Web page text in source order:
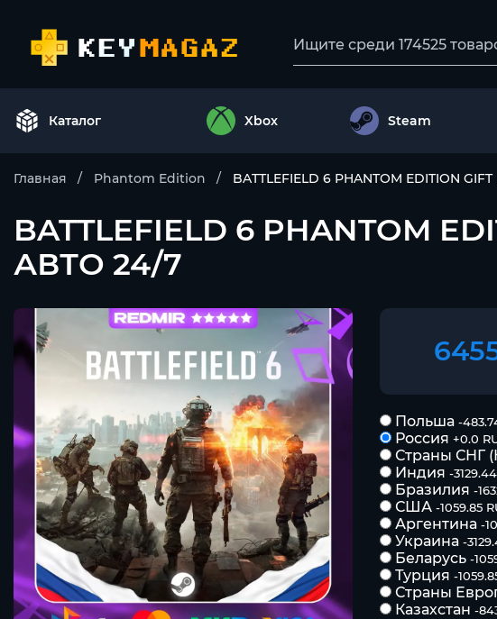
Каталог Xbox Steam
Главная Phantom Edition BATTLEFIELD 6 PHANTOM EDITION
BATTLEFIELD 6 PHANTOM
АВТО 24/7
Польша -
Россия +0.0
Страны СНГ
Индия -
Бразилия -
США -1059.85
Аргентина -
Украина -
Беларусь -
Турция -
Страны
Казахстан -